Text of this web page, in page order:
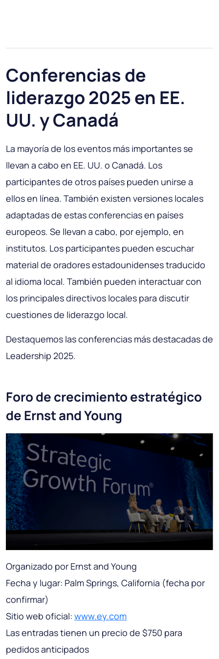
Conferencias de
liderazgo 2025 en EE.
UU. y Canadá
La mayoría de los eventos más importantes se
llevan a cabo en EE. UU. o Canadá. Los
participantes de otros países pueden unirse a
ellos en línea. También existen versiones locales
adaptadas de estas conferencias en países
europeos. Se llevan a cabo, por ejemplo, en
institutos. Los participantes pueden escuchar
material de oradores estadounidenses traducido
al idioma local. También pueden interactuar con
los principales directivos locales para discutir
cuestiones de liderazgo local.
Destaquemos las conferencias más destacadas de
Leadership 2025.
Foro de crecimiento estratégico
de Ernst and Young
Organizado por Ernst and Young
Fecha y lugar: Palm Springs, California (fecha por
confirmar)
Sitio web oficial: www.ey.com
Las entradas tienen un precio de $750 para
pedidos anticipados